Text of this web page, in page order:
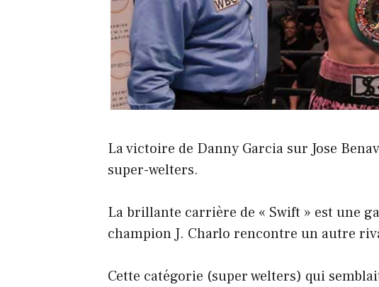
La victoire de Danny Garcia sur Jose
super-welters.
La brillante carrière de « Swift » est une
champion J. Charlo rencontre un autre
Cette catégorie (super welters) qui